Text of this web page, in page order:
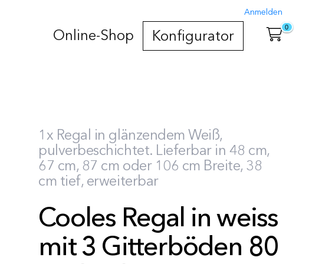
Anmelden
0
Online-Shop Konfigurator
1x Regal in glänzendem Weiß,
pulverbeschichtet. Lieferbar in 48 cm,
67 cm, 87 cm oder 106 cm Breite, 38
cm tief, erweiterbar
Cooles Regal in weiss
mit 3 Gitterböden 80